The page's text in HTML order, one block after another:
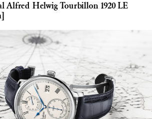
Alfred Helwig Tourbillon 1920 LE